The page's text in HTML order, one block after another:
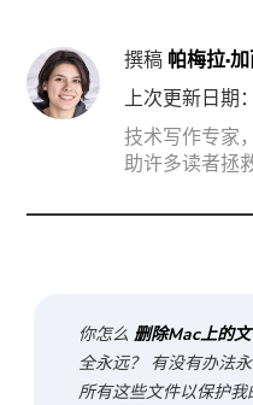
视频转换
屏幕录影大师
免费视频转换器
撰稿 帕梅拉·
上次更新日期
技术写作专家
助许多读者拯
你怎么删除Mac上的
全永远？ 有没有办法
所有这些文件以保护我